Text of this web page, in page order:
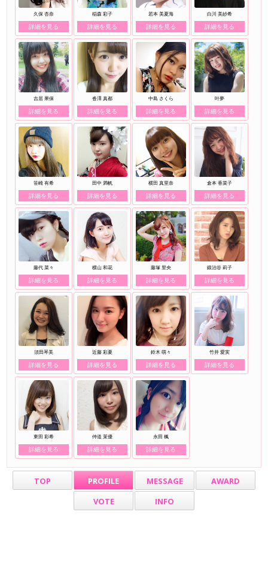
久保 杏奈
詳細を見る
稲森 彩子
詳細を見る
若本 美夏海
詳細を見る
白川 美紗希
詳細を見る
吉居 果保
詳細を見る
沓澤 真都
詳細を見る
中島 さくら
詳細を見る
叶夢
詳細を見る
笹崎 有希
詳細を見る
田中 満帆
詳細を見る
横田 真里奈
詳細を見る
倉本 香菜子
詳細を見る
藤代 菜々
詳細を見る
横山 和花
詳細を見る
藤塚 里央
詳細を見る
鍛治谷 莉子
詳細を見る
須田琴美
詳細を見る
近藤 彩夏
詳細を見る
鈴木 萌々
詳細を見る
竹井 愛実
詳細を見る
東田 彩希
詳細を見る
仲道 茉優
詳細を見る
永田 楓
詳細を見る
TOP PROFILE MESSAGE
AWARD
VOTE
INFO